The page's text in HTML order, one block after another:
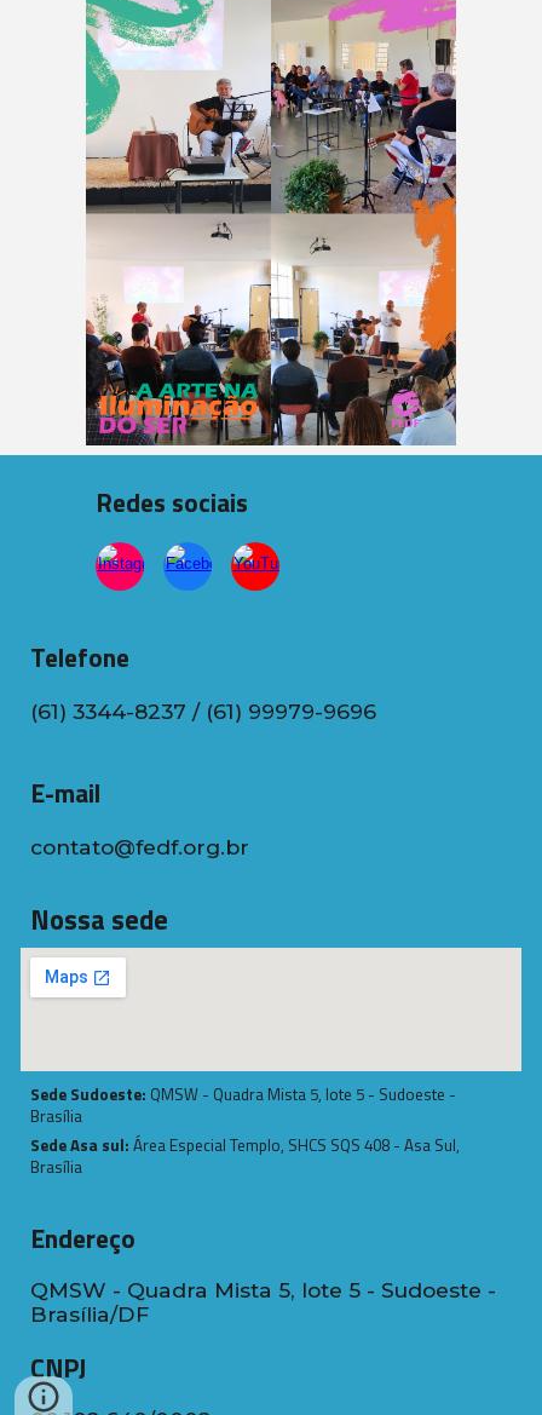
Redes sociais
Telefone
(61) 3344-8237 / (61) 99979-9696
E-mail
contato@fedf.org.br
Nossa sede
Sede Sudoeste: QMSW - Quadra Mista 5, lote 5 - Sudoeste -
Brasília
Sede Asa sul:Área Especial Templo, SHCS SQS 408 - Asa Sul,
Brasília
Endereço
QMSW - Quadra Mista 5, lote 5 - Sudoeste -
Brasília/DF
CNPJ